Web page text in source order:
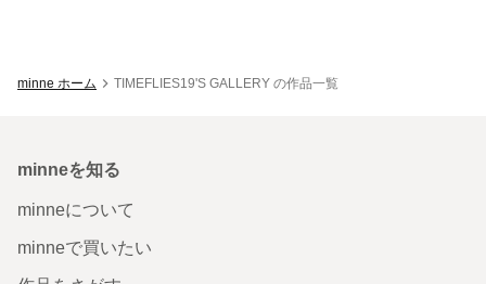
minne ホーム TIMEFLIES19'S GALLERY の作品一覧
minneを知る
minneについて
minneで買いたい